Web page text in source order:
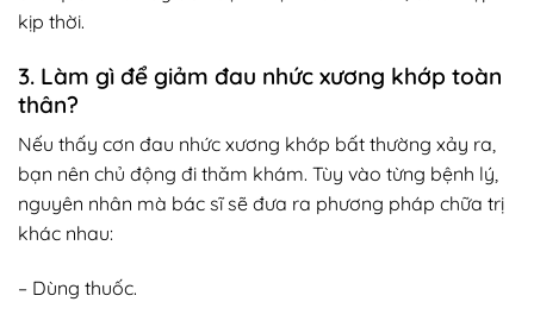
kịp thời.
3. Làm gì để giảm đau nhức xương khớp toàn
thân?
Nếu thấy cơn đau nhức xương khớp bất thường xảy ra,
bạn nên chủ động đi thăm khám. Tùy vào từng bệnh lý,
nguyên nhân mà bác sĩ sẽ đưa ra phương pháp chữa trị
khác nhau:
– Dùng thuốc.